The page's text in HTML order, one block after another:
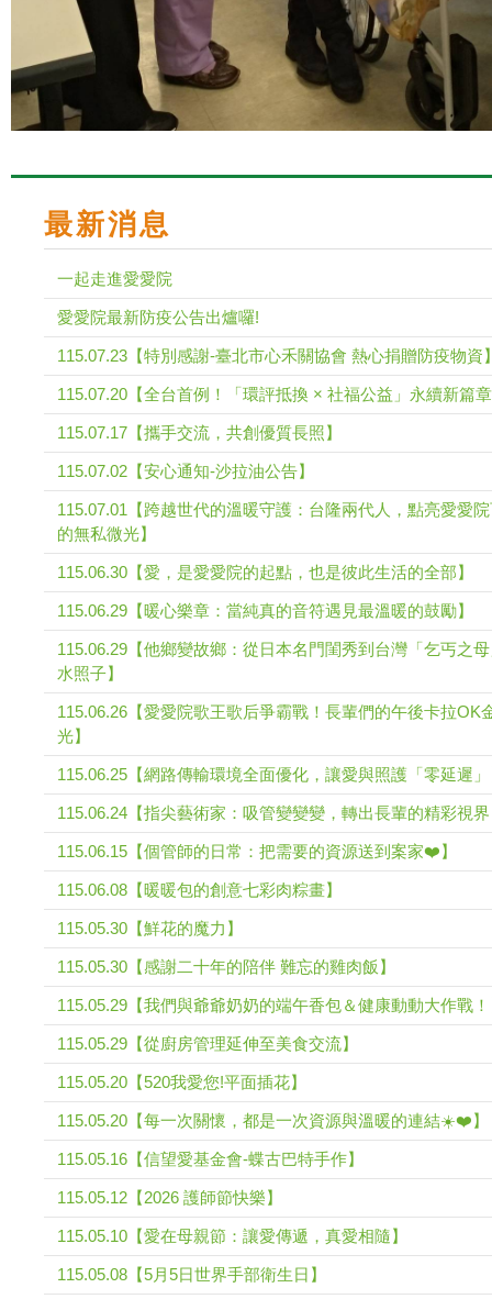
最新消息
一起走進愛愛院
愛愛院最新防疫公告出爐囉!
115.07.23【特別感謝-臺北市心禾關協會 熱心捐贈防疫物資
115.07.20【全台首例！「環評抵換 × 社福公益」永續新篇
115.07.17【攜手交流，共創優質長照】
115.07.02【安心通知-沙拉油公告】
115.07.01【跨越世代的溫暖守護：台隆兩代人，點亮愛愛
的無私微光】
115.06.30【愛，是愛愛院的起點，也是彼此生活的全部】
115.06.29【暖心樂章：當純真的音符遇見最溫暖的鼓勵】
115.06.29【他鄉變故鄉：從日本名門閨秀到台灣「乞丐之
水照子】
115.06.26【愛愛院歌王歌后爭霸戰！長輩們的午後卡拉OK
光】
115.06.25【網路傳輸環境全面優化，讓愛與照護「零延遲
115.06.24【指尖藝術家：吸管變變變，轉出長輩的精彩視
115.06.15【個管師的日常：把需要的資源送到案家❤️】
115.06.08【暖暖包的創意七彩肉粽畫】
115.05.30【鮮花的魔力】
115.05.30【感謝二十年的陪伴 難忘的雞肉飯】
115.05.29【我們與爺爺奶奶的端午香包＆健康動動大作戰
115.05.29【從廚房管理延伸至美食交流】
115.05.20【520我愛您!平面插花】
115.05.20【每一次關懷，都是一次資源與溫暖的連結☀️❤️】
115.05.16【信望愛基金會-蝶古巴特手作】
115.05.12【2026 護師節快樂】
115.05.10【愛在母親節：讓愛傳遞，真愛相隨】
115.05.08【5月5日世界手部衛生日】